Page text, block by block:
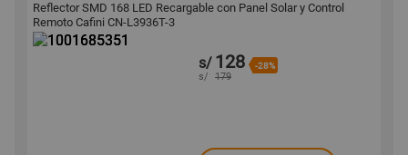
Reflector SMD 168 LED Recargable con Panel Solar y Control
Remoto Cafini CN-L3936T-3
s/ 128 -28%
s/ 179